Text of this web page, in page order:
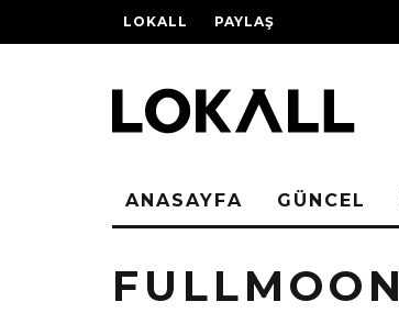
LOKALL PAYLAŞ
ANASAYFA GÜNCEL
FULLMOON